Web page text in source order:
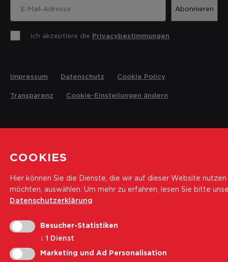
Abonnieren
Ich akzeptiere die Privacybestimmungen
Impressum Datenschutz Cookie Policy
Transparenz Cookie-Einstellungen ändern
COOKIES
Hier können Sie die Dienste, die wir auf dieser Website nutzen
möchten, auswählen. Um mehr zu erfahren, lesen Sie bitte
Datenschutzerklärung
Besucher-Statistiken
↓ 1 Dienst
Marketing und Ad Personalisation